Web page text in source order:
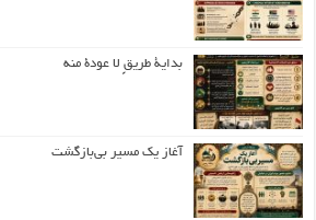
بداية طريقٍ لا عودة منه
آغاز یک مسیر بی‌بازگشت